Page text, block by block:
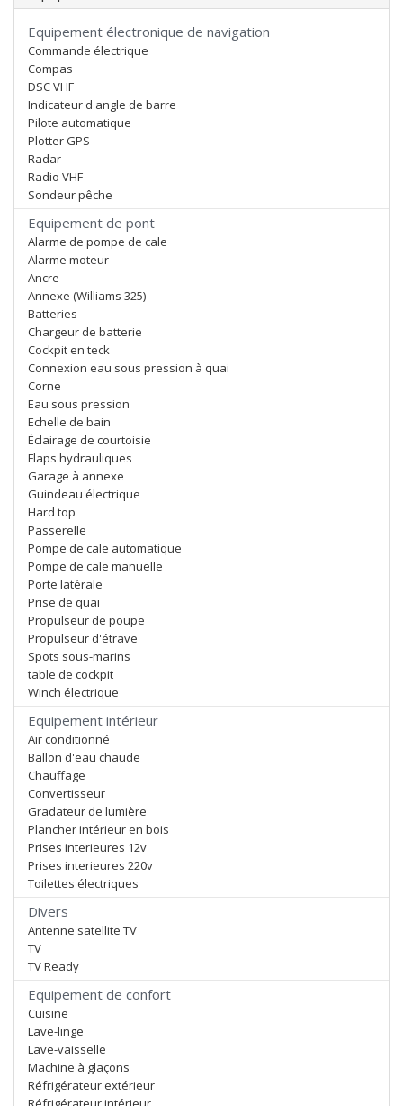
Equipement électronique de navigation
Commande électrique
Compas
DSC VHF
Indicateur d'angle de barre
Pilote automatique
Plotter GPS
Radar
Radio VHF
Sondeur pêche
Equipement de pont
Alarme de pompe de cale
Alarme moteur
Ancre
Annexe (Williams 325)
Batteries
Chargeur de batterie
Cockpit en teck
Connexion eau sous pression à quai
Corne
Eau sous pression
Echelle de bain
Éclairage de courtoisie
Flaps hydrauliques
Garage à annexe
Guindeau électrique
Hard top
Passerelle
Pompe de cale automatique
Pompe de cale manuelle
Porte latérale
Prise de quai
Propulseur de poupe
Propulseur d'étrave
Spots sous-marins
table de cockpit
Winch électrique
Equipement intérieur
Air conditionné
Ballon d'eau chaude
Chauffage
Convertisseur
Gradateur de lumière
Plancher intérieur en bois
Prises interieures 12v
Prises interieures 220v
Toilettes électriques
Divers
Antenne satellite TV
TV
TV Ready
Equipement de confort
Cuisine
Lave-linge
Lave-vaisselle
Machine à glaçons
Réfrigérateur extérieur